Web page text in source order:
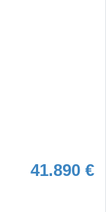
41.890 €